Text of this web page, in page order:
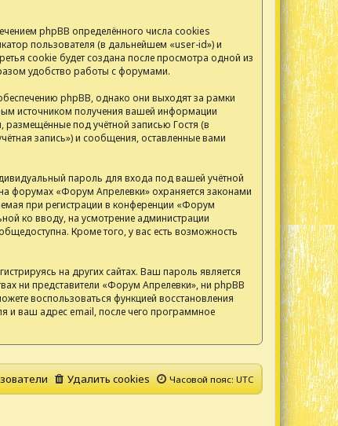
phpBB определённого числа cookies
пользователя (в дальнейшем «user-id») и
cookie будет создана после просмотра одной из
удобство работы с форумами.
phpBB, однако они выходят за рамки
источником получения вашей информации
под учётной записью Гостя (в
запись») и сообщения, оставленные вами
пароль для входа под вашей учётной
форумах «Форум Апрелевки» охраняется законами
при регистрации в конференции «Форум
ко вводу, на усмотрение администрации
Кроме того, у вас есть возможность
на других сайтах. Ваш пароль является
ни представители «Форум Апрелевки», ни phpBB
воспользоваться функцией восстановления
и ваш адрес email, после чего программное
Часовой пояс:UTC
Удалить cookies